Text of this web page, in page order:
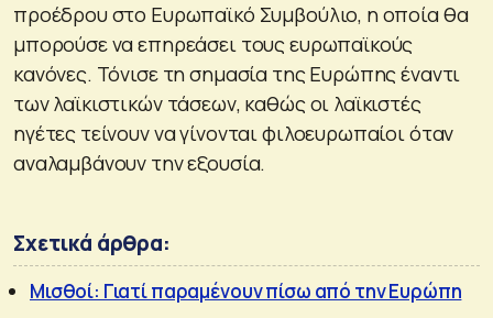
προέδρου στο Ευρωπαϊκό Συμβούλιο, η οποία θα
μπορούσε να επηρεάσει τους ευρωπαϊκούς
κανόνες. Τόνισε τη σημασία της Ευρώπης έναντι
των λαϊκιστικών τάσεων, καθώς οι λαϊκιστές
ηγέτες τείνουν να γίνονται φιλοευρωπαίοι όταν
αναλαμβάνουν την εξουσία.
Σχετικά άρθρα:
Μισθοί: Γιατί παραμένουν πίσω από την Ευρώπη